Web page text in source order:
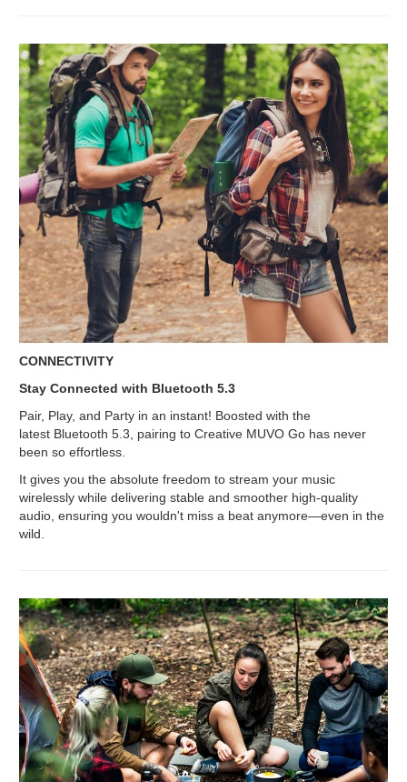
CONNECTIVITY
Stay Connected with Bluetooth 5.3
Pair, Play, and Party in an instant! Boosted with the
latest Bluetooth 5.3, pairing to Creative MUVO Go has never
been so effortless.
It gives you the absolute freedom to stream your music
wirelessly while delivering stable and smoother high-quality
audio, ensuring you wouldn't miss a beat anymore—even in the
wild.